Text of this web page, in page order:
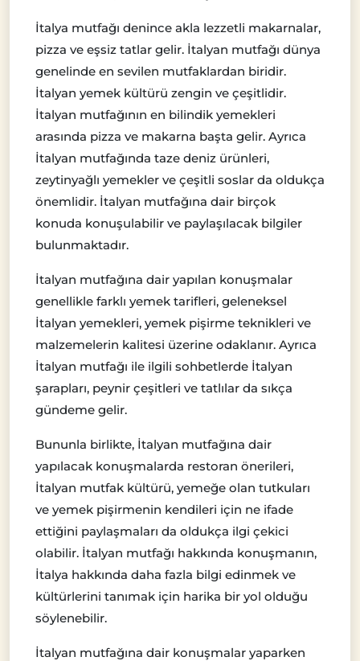
İtalya mutfağı denince akla lezzetli makarnalar,
pizza ve eşsiz tatlar gelir. İtalyan mutfağı dünya
genelinde en sevilen mutfaklardan biridir.
İtalyan yemek kültürü zengin ve çeşitlidir.
İtalyan mutfağının en bilindik yemekleri
arasında pizza ve makarna başta gelir. Ayrıca
İtalyan mutfağında taze deniz ürünleri,
zeytinyağlı yemekler ve çeşitli soslar da oldukça
önemlidir. İtalyan mutfağına dair birçok
konuda konuşulabilir ve paylaşılacak bilgiler
bulunmaktadır.
İtalyan mutfağına dair yapılan konuşmalar
genellikle farklı yemek tarifleri, geleneksel
İtalyan yemekleri, yemek pişirme teknikleri ve
malzemelerin kalitesi üzerine odaklanır. Ayrıca
İtalyan mutfağı ile ilgili sohbetlerde İtalyan
şarapları, peynir çeşitleri ve tatlılar da sıkça
gündeme gelir.
Bununla birlikte, İtalyan mutfağına dair
yapılacak konuşmalarda restoran önerileri,
İtalyan mutfak kültürü, yemeğe olan tutkuları
ve yemek pişirmenin kendileri için ne ifade
ettiğini paylaşmaları da oldukça ilgi çekici
olabilir. İtalyan mutfağı hakkında konuşmanın,
İtalya hakkında daha fazla bilgi edinmek ve
kültürlerini tanımak için harika bir yol olduğu
söylenebilir.
İtalyan mutfağına dair konuşmalar yaparken